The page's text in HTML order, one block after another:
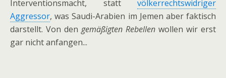
Interventionsmacht, statt völkerrechtswidriger
Aggressor, was Saudi-Arabien im Jemen aber faktisch
darstellt. Von den gemäßigten Rebellen wollen wir erst
gar nicht anfangen...